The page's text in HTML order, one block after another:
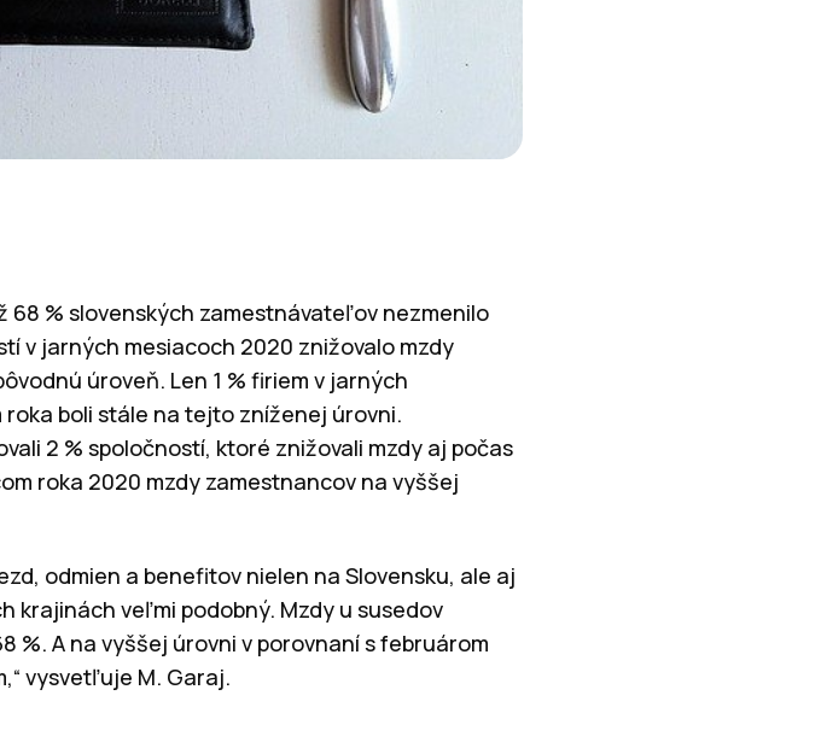
% slovenských zamestnávateľov nezmenilo
v jarných mesiacoch 2020 znižovalo mzdy
úroveň. Len 1 % firiem v jarných
boli stále na tejto zníženej úrovni.
2 % spoločností, ktoré znižovali mzdy aj počas
roka 2020 mzdy zamestnancov na vyššej
odmien a benefitov nielen na Slovensku, ale aj
krajinách veľmi podobný. Mzdy u susedov
%. A na vyššej úrovni v porovnaní s februárom
vysvetľuje M. Garaj.